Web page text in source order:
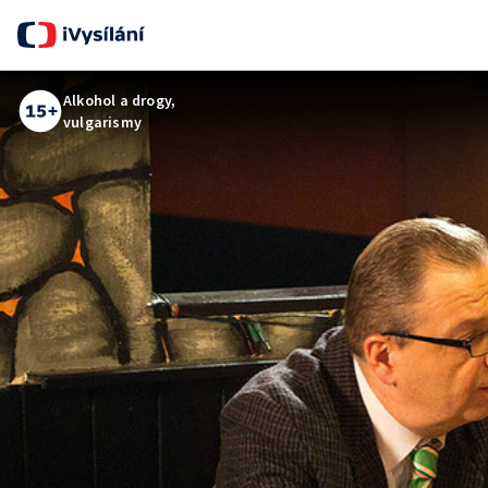
Alkohol a drogy,
vulgarismy